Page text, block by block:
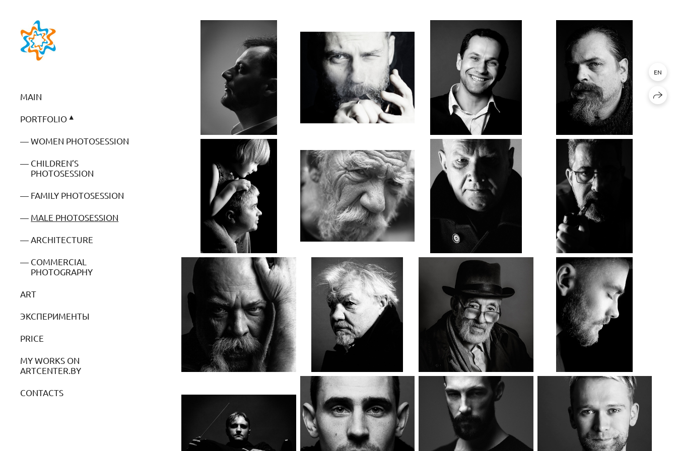
MAIN
PORTFOLIO
WOMEN PHOTOSESSION
CHILDREN’S
PHOTOSESSION
FAMILY PHOTOSESSION
MALE PHOTOSESSION
ARCHITECTURE
COMMERCIAL
PHOTOGRAPHY
ART
ЭКСПЕРИМЕНТЫ
PRICE
MY WORKS ON
ARTCENTER.BY
CONTACTS
Дмитрий Иван Александр
Отец и сын Михаил Дмитрий
Дмитрий Матвей
EN